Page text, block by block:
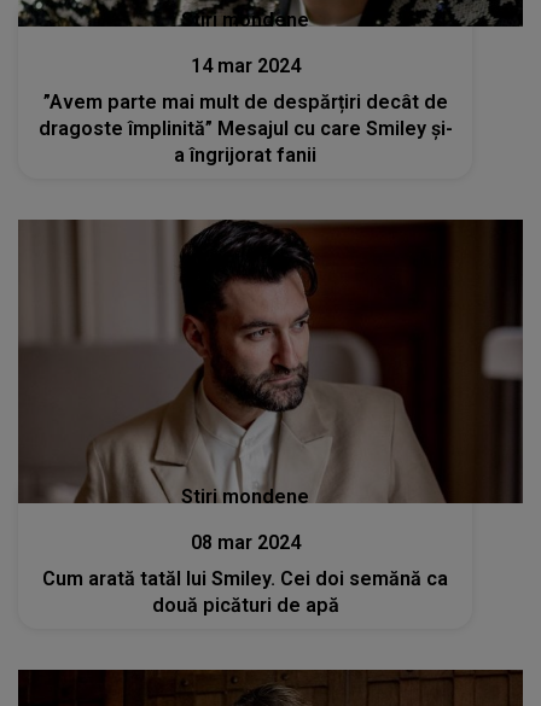
Stiri mondene
14 mar 2024
”Avem parte mai mult de despărțiri decât de
dragoste împlinită” Mesajul cu care Smiley și-
a îngrijorat fanii
Stiri mondene
08 mar 2024
Cum arată tatăl lui Smiley. Cei doi semănă ca
două picături de apă